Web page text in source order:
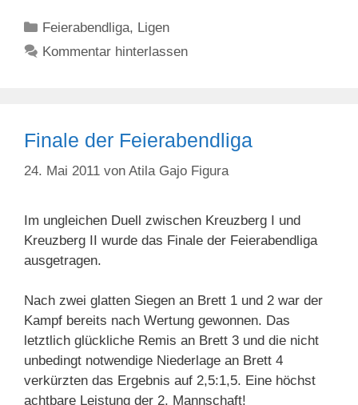
Kategorien
Feierabendliga, Ligen
Kommentar hinterlassen
Finale der Feierabendliga
24. Mai 2011 von Atila Gajo Figura
Im ungleichen Duell zwischen Kreuzberg I und
Kreuzberg II wurde das Finale der Feierabendliga
ausgetragen.
Nach zwei glatten Siegen an Brett 1 und 2 war der
Kampf bereits nach Wertung gewonnen. Das
letztlich glückliche Remis an Brett 3 und die nicht
unbedingt notwendige Niederlage an Brett 4
verkürzten das Ergebnis auf 2,5:1,5. Eine höchst
achtbare Leistung der 2. Mannschaft!